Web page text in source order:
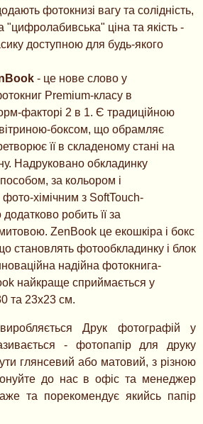
фотокнизі вагу та солідність,
"цифролабивська" ціна та якість -
доступною для будь-якого
- це нове слово у
Premium-класу в
факторі 2 в 1. Є традиційною
боксом, що обрамляє
її в складеному стані на
Надруковано обкладинку
за кольором і
фото-хімічним з SoftTouch-
робить її за
ZenBook це екошкіра і бокс
становлять фотообкладинку і блок
надійна фотокнига-
найкраще сприймається у
та 23х23 см.
Друк фотографій у
- фотопапір для друку
глянcевий або матовий, з різною
до нас в офіс та менеджер
та порекомендує якийсь папір